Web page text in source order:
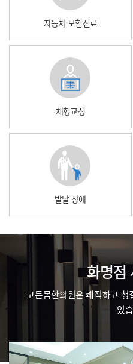
자동차 보험진료
체형교정
발달 장애
화명점
고든몸한의원은 쾌적하고
있